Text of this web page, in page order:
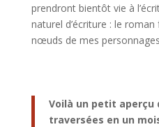
prendront bientôt vie à
naturel d’écriture : le
nœuds de mes
Voilà un petit
traversées en un